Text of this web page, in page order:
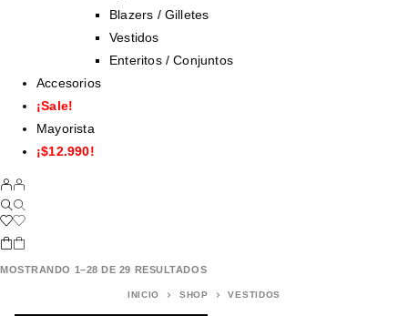
Blazers / Gilletes
Vestidos
Enteritos / Conjuntos
Accesorios
¡Sale!
Mayorista
¡$12.990!
MOSTRANDO 1–28 DE 29 RESULTADOS
INICIO SHOP VESTIDOS